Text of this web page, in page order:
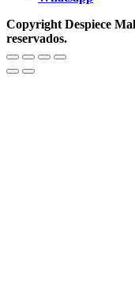
Copyright Despiece
reservados.